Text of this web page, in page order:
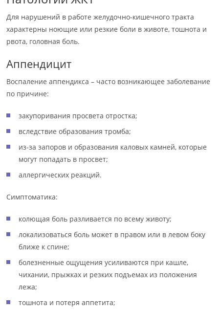
Для нарушений в работе желудочно-кишечного тракта
характерны ноющие или резкие боли в животе, тошнота и
рвота, головная боль.
Аппендицит
Воспаление аппендикса – часто возникающее заболевание
по причине:
закупоривания просвета отростка;
вследствие образования тромба;
из-за запоров и образования каловых камней, которые
могут попадать в просвет;
аллергических реакций.
Симптоматика:
колющая боль разливается по всему животу;
локализоваться боль может в правом или в левом боку
ближе к спине;
болезненные ощущения усиливаются при кашле,
чихании, прыжках и резких подъемах из положения
лежа;
тошнота и потеря аппетита;